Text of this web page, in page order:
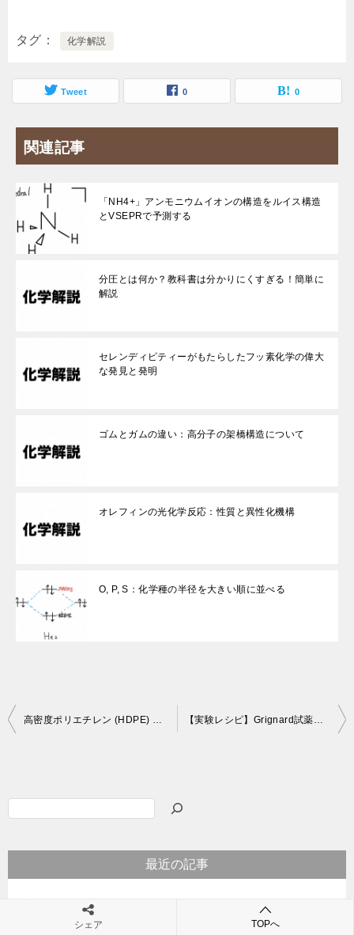
タグ 化学解説
Tweet 0 0
関連記事
「NH4+」アンモニウムイオンの構造をルイス構造
とVSEPRで予測する
分圧とは何か？教科書は分かりにくすぎる！簡単に
解説
セレンディピティーがもたらしたフッ素化学の偉大
な発見と発明
ゴムとガムの違い：高分子の架橋構造について
オレフィンの光化学反応：性質と異性化機構
O, P, S：化学種の半径を大きい順に並べる
投
ゲ
高密度ポリエチレン (HDPE) と低密度ポリエチレン (LDPE) の違い 【実験レシピ】Grignard試薬の調製法「金属マグネシウムからの発生法」
最近の記事
シェア TOPへ